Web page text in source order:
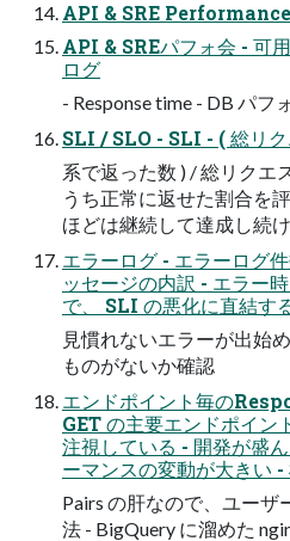
API & SRE
API & SREパフォ会 - 可
ログ
- Response time - DB パフ
SLI / SLO - SLI - ( 総リ
系で返った数 ) / 総リクエ
うち正常に返せた割合を
ほどは継続して達成し続
エラーログ - エラーログ
ッセージの内訳 - エラー
で、 SLI の悪化に直結す
見慣れないエラーが出始
ものがないか確認
エンドポイント毎の
GET の主要エンドポイン
注視している - 開発が盛
ーマンスの変動が大きい -
Pairs の肝なので、ユーザ
法 - BigQuery に溜めた